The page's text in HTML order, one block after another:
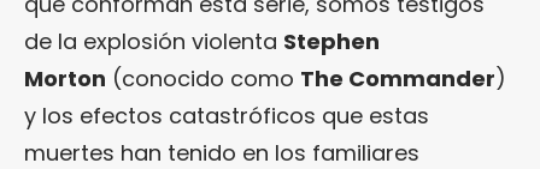
de la explosión violenta Stephen
Morton (conocido como The Commander)
y los efectos catastróficos que estas
muertes han tenido en los familiares